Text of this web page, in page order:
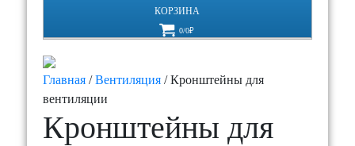
КОРЗИНА
0/0₽
Главная/Вентиляция/ Кронштейны для
вентиляции
Кронштейны для